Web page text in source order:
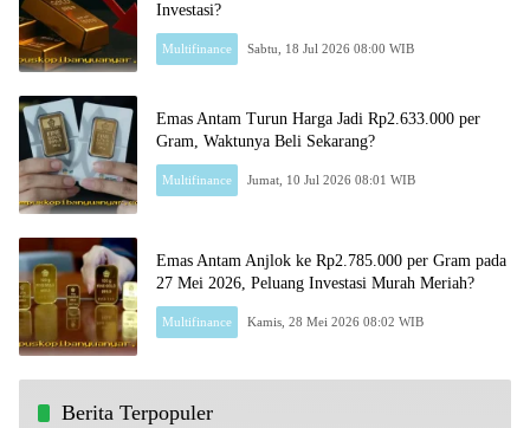
Investasi?
Multifinance Sabtu, 18 Jul 2026 08:00 WIB
Emas Antam Turun Harga Jadi Rp2.633.000 per
Gram, Waktunya Beli Sekarang?
Multifinance Jumat, 10 Jul 2026 08:01 WIB
Emas Antam Anjlok ke Rp2.785.000 per Gram pada
27 Mei 2026, Peluang Investasi Murah Meriah?
Multifinance Kamis, 28 Mei 2026 08:02 WIB
Berita Terpopuler